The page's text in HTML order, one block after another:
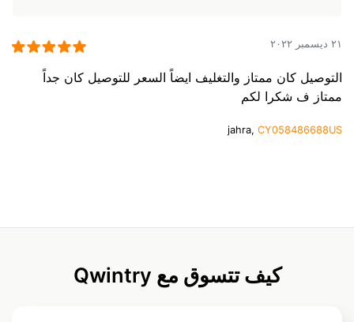
٢١ ديسمبر ٢٠٢٢
التوصيل كان ممتاز والتغليف ايضاً السعر للتوصيل كان جداً
ممتاز ف شكرا لكم
jahra, CY058486688US
كيف تتسوق مع Qwintry